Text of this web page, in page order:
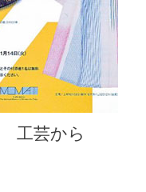
工芸から